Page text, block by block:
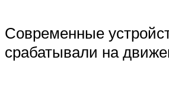
Современные
срабатывали на